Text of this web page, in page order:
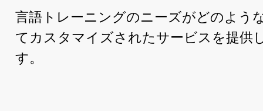
言語トレーニングのニーズがどのよう
てカスタマイズされたサービスを提供
す。